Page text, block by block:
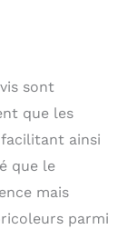
sont
que les
ainsi
que le
mais
parmi